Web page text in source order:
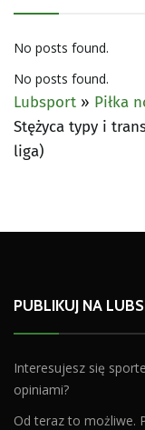
No posts found.
No posts found.
Lubsport » Piłka
Stężyca typy i
liga)
PUBLIKUJ NA
Interesujesz się
opiniami?
Od teraz to możliwe.